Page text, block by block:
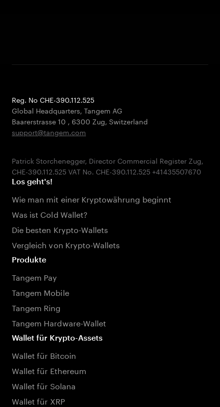
Reg. No CHE-390.112.525
Global Headquarters, Tangem AG
Baarerstrasse 10 , 6300 Zug, Switzerland
support@tangem.com
Patrick Storchenegger, Director Commercial Register Zug,
Los geht's!
Wie man mit einer Kryptowährung beginnt
Was ist Cold Wallet?
Die besten Krypto-Wallets
Vergleich von Krypto-Wallets
Produkte
Tangem Pay
Tangem Mobile
Tangem Ring
Tangem Hardware-Wallet
Wallet für Krypto-Assets
Wallet für Bitcoin
Wallet für Ethereum
Wallet für Solana
Wallet für XRP